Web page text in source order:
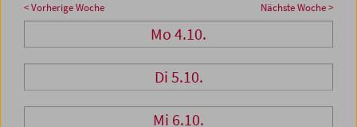
< Vorherige Woche Nächste Woche >
Mo 4.10.
Di 5.10.
Mi 6.10.